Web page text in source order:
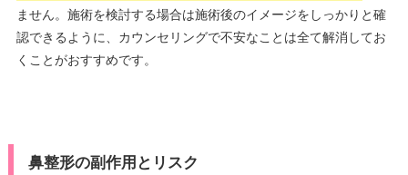
ません。施術を検討する場合は施術後のイメージをしっかりと確
認できるように、カウンセリングで不安なことは全て解消してお
くことがおすすめです。
鼻整形の副作用とリスク